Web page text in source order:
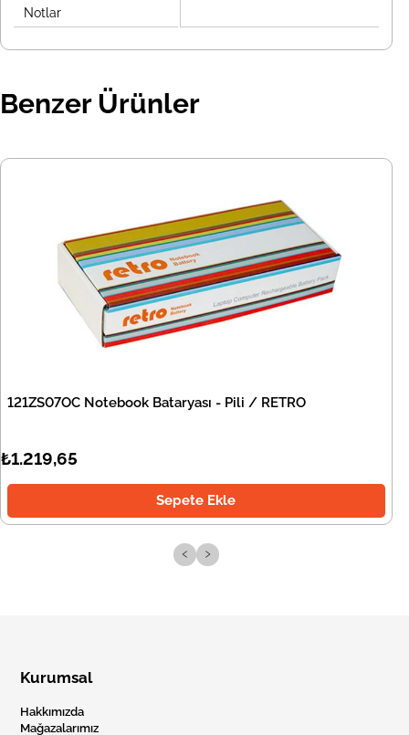
Notlar
Benzer Ürünler
121ZS07OC Notebook Bataryası - Pili / RETRO
₺1.219,65
Sepete Ekle
‹ ›
Kurumsal
Hakkımızda
Mağazalarımız